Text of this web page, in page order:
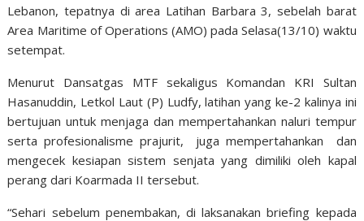
Lebanon, tepatnya di area Latihan Barbara 3, sebelah barat
Area Maritime of Operations (AMO) pada Selasa(13/10) waktu
setempat.
Menurut Dansatgas MTF sekaligus Komandan KRI Sultan
Hasanuddin, Letkol Laut (P) Ludfy, latihan yang ke-2 kalinya ini
bertujuan untuk menjaga dan mempertahankan naluri tempur
serta profesionalisme prajurit, juga mempertahankan dan
mengecek kesiapan sistem senjata yang dimiliki oleh kapal
perang dari Koarmada II tersebut.
“Sehari sebelum penembakan, di laksanakan briefing kepada